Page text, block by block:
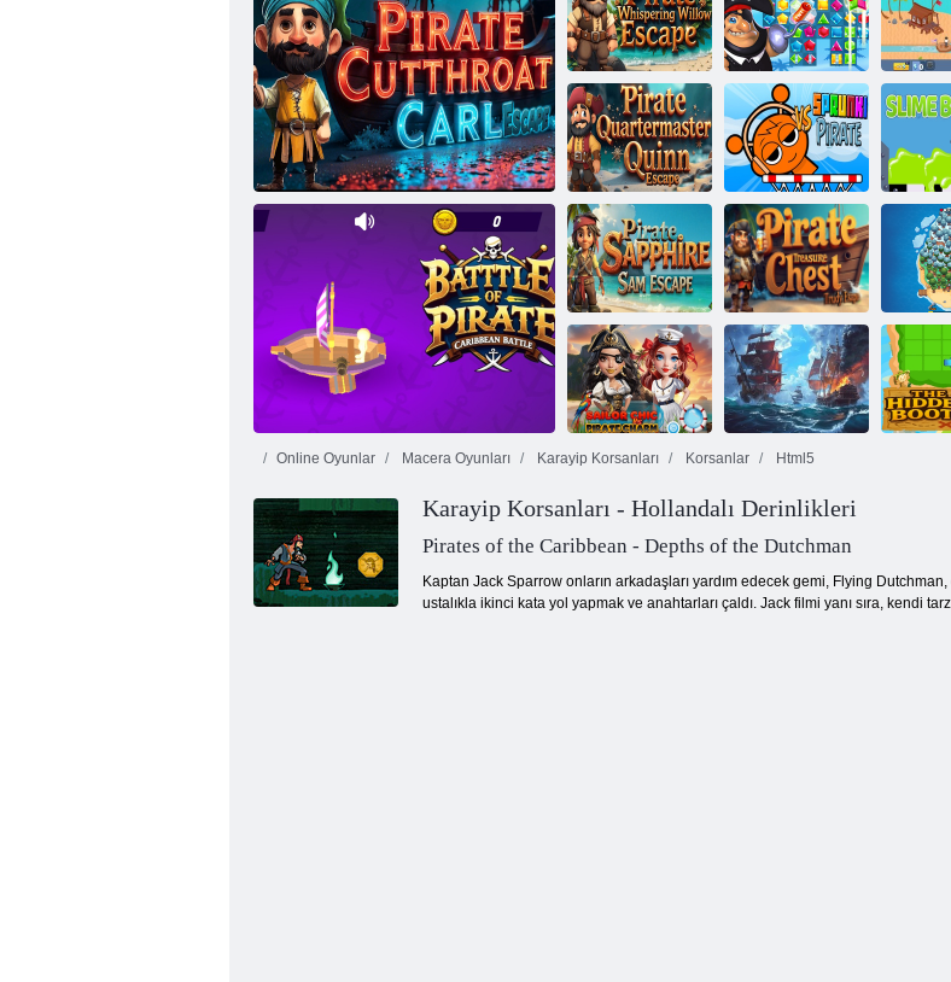
Korsan Acımasız Carl Kaçış
Korsan
Fısıldayan
Söğütten Kaçış
Korsanlar Kayıp
Hazineyle
Eşleşiyor
Yelken
Korsan
Malzeme
Sorumlusu
Quinn'den Kaçış
Sprunki vs
Korsanlar
Pirate Sapphire
Sam Escape
Korsan Hazine
Sandığı Trudy
Escape
Sailor Chic vs
korsan cazibesi
Gemileri: İnşa
ve Dövüş
Online Oyunlar Macera Oyunları Karayip Korsanları Korsanlar Html5
Karayip Korsanları - Hollandalı Derinlikleri
Pirates of the Caribbean - Depths of the Dutchman
Kaptan Jack Sparrow onların arkadaşları yardım edecek gemi, Flying
ustalıkla ikinci kata yol yapmak ve anahtarları çaldı. Jack filmi yanı sıra, kendi